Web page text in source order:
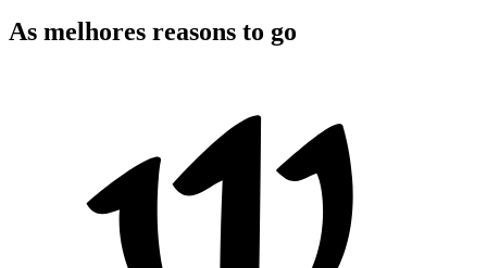
As melhores reasons to go